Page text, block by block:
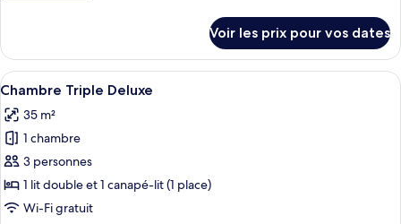
chambre :
Urban
Room
le
type
de
Urban
Room
Voir les prix pour vos dates
Afficher
toutes
les
photos
pour
ce
type
Une chambre d’hôtel avec un lit, un
5
Chambre Triple Deluxe
35 m²
1 chambre
3 personnes
1 lit double et 1 canapé-lit (1 place)
Wi-Fi gratuit